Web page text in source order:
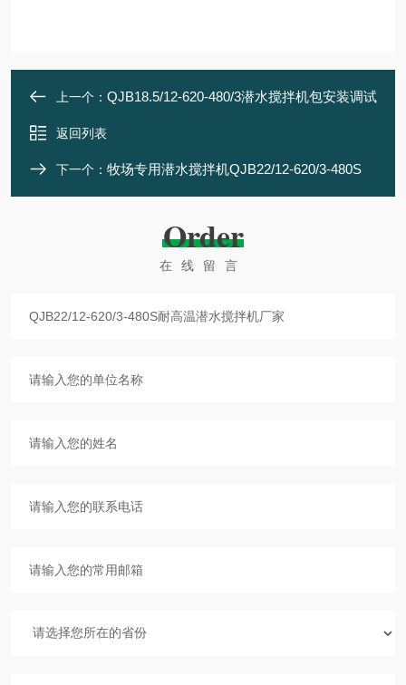
上一个： QJB18.5/12-620-480/3潜水搅拌机包安装调试
返回列表
下一个： 牧场专用潜水搅拌机QJB22/12-620/3-480S
Order
在线留言